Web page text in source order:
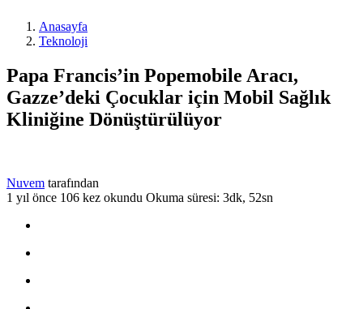
Anasayfa
Teknoloji
Papa Francis’in Popemobile Aracı,
Gazze’deki Çocuklar için Mobil Sağlık
Kliniğine Dönüştürülüyor
Nuvem tarafından
1 yıl önce 106 kez okundu Okuma süresi: 3dk, 52sn